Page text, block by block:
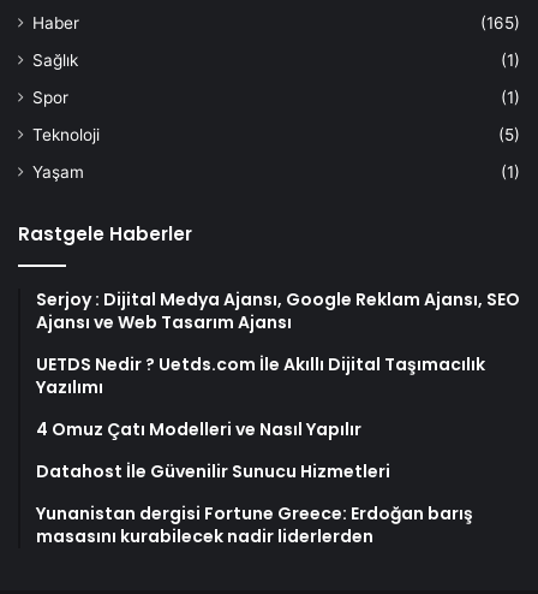
Haber
(165)
Sağlık
(1)
Spor
(1)
Teknoloji
(5)
Yaşam
(1)
Rastgele Haberler
Serjoy : Dijital Medya Ajansı, Google Reklam Ajansı, SEO
Ajansı ve Web Tasarım Ajansı
UETDS Nedir ? Uetds.com İle Akıllı Dijital Taşımacılık
Yazılımı
4 Omuz Çatı Modelleri ve Nasıl Yapılır
Datahost İle Güvenilir Sunucu Hizmetleri
Yunanistan dergisi Fortune Greece: Erdoğan barış
masasını kurabilecek nadir liderlerden